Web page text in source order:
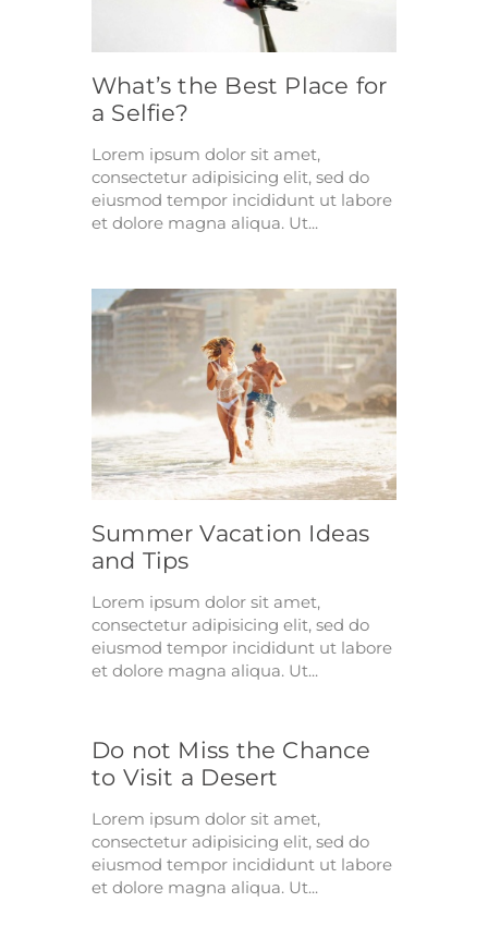
What’s the Best Place for
a Selfie?
Lorem ipsum dolor sit amet,
consectetur adipisicing elit, sed do
eiusmod tempor incididunt ut labore
et dolore magna aliqua. Ut...
Summer Vacation Ideas
and Tips
Lorem ipsum dolor sit amet,
consectetur adipisicing elit, sed do
eiusmod tempor incididunt ut labore
et dolore magna aliqua. Ut...
Do not Miss the Chance
to Visit a Desert
Lorem ipsum dolor sit amet,
consectetur adipisicing elit, sed do
eiusmod tempor incididunt ut labore
et dolore magna aliqua. Ut...